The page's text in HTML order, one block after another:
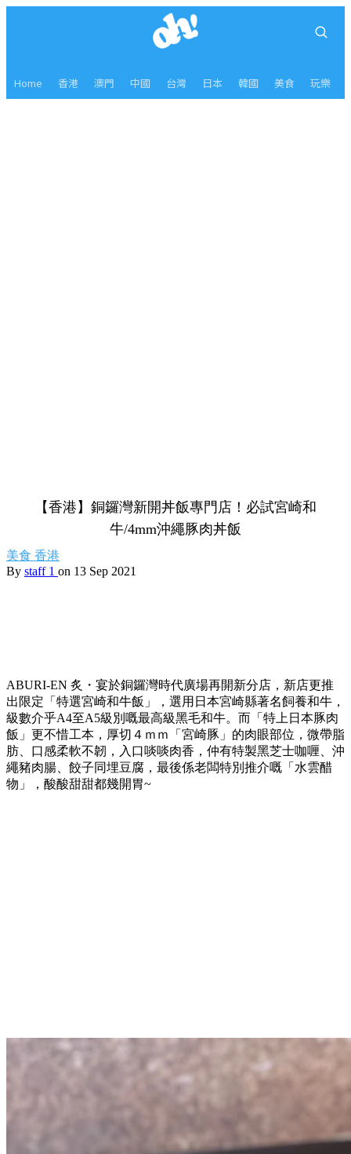
Home 香港 澳門 中國 台灣 日本 韓國 美食 玩樂
【香港】銅鑼灣新開丼飯專門店！必試宮崎和
牛/4mm沖繩豚肉丼飯
美食 香港
By staff 1 on 13 Sep 2021
ABURI-EN 炙・宴於銅鑼灣時代廣場再開新分店，新店更推
出限定「特選宮崎和牛飯」，選用日本宮崎縣著名飼養和牛，
級數介乎A4至A5級別嘅最高級黑毛和牛。而「特上日本豚肉
飯」更不惜工本，厚切４ｍｍ「宮崎豚」的肉眼部位，微帶脂
肪、口感柔軟不韌，入口啖啖肉香，仲有特製黑芝士咖喱、沖
繩豬肉腸、餃子同埋豆腐，最後係老闆特別推介嘅「水雲醋
物」，酸酸甜甜都幾開胃~